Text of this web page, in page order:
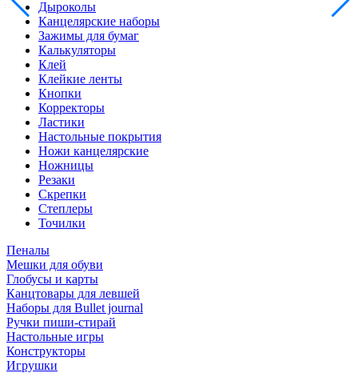
Дыроколы
Канцелярские наборы
Зажимы для бумаг
Калькуляторы
Клей
Клейкие ленты
Кнопки
Корректоры
Ластики
Настольные покрытия
Ножи канцелярские
Ножницы
Резаки
Скрепки
Степлеры
Точилки
Пеналы
Мешки для обуви
Глобусы и карты
Канцтовары для левшей
Наборы для Bullet journal
Ручки пиши-стирай
Настольные игры
Конструкторы
Игрушки